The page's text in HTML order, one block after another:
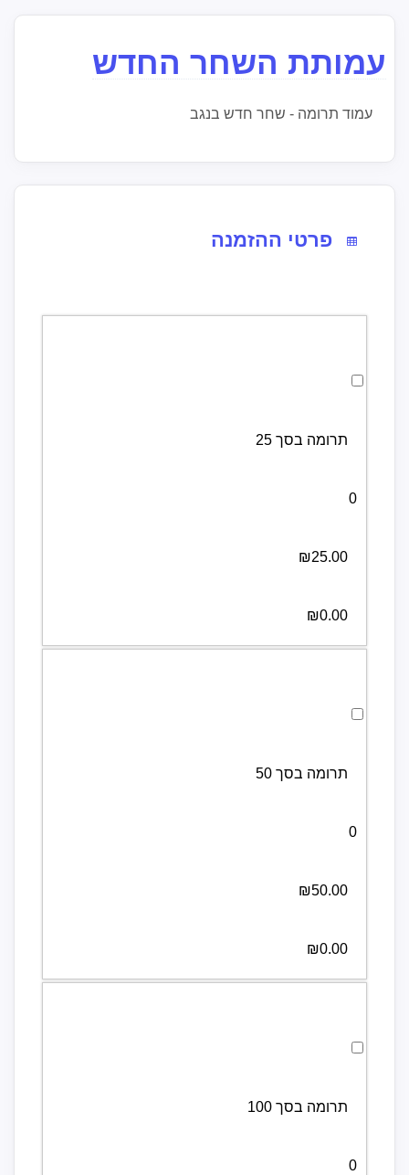
עמותת השחר החדש
עמוד תרומה - שחר חדש בנגב
פרטי ההזמנה
לבחירת תרומה בסך 25 לחצו כאן
תרומה בסך 25
0
₪25.00
₪0.00
לבחירת תרומה בסך 50 לחצו כאן
תרומה בסך 50
0
₪50.00
₪0.00
לבחירת תרומה בסך 100 לחצו כאן
תרומה בסך 100
0